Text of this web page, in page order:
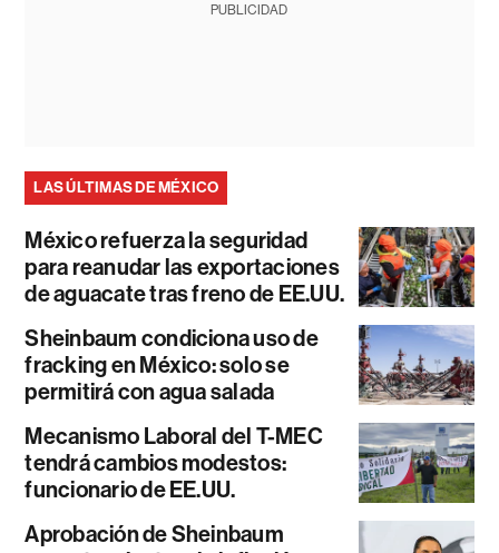
PUBLICIDAD
LAS ÚLTIMAS DE MÉXICO
México refuerza la seguridad
para reanudar las exportaciones
de aguacate tras freno de EE.UU.
Sheinbaum condiciona uso de
fracking en México: solo se
permitirá con agua salada
Mecanismo Laboral del T-MEC
tendrá cambios modestos:
funcionario de EE.UU.
Aprobación de Sheinbaum